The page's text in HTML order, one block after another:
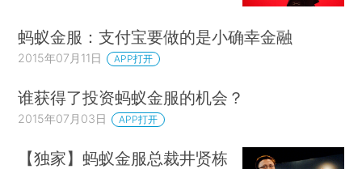
蚂蚁金服：支付宝要做的是小确幸金融
2015年07月11日 APP打开
谁获得了投资蚂蚁金服的机会？
2015年07月03日 APP打开
【独家】蚂蚁金服总裁井贤栋